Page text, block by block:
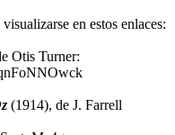
en estos enlaces:
Otis Turner:
(1914), de J. Farrell